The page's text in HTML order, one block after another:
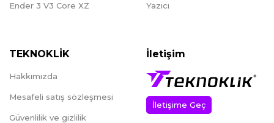
Ender 3 V3 Core XZ Yazıcı
TEKNOKLİK
Hakkımızda
Mesafeli satış sözleşmesi
Güvenlilik ve gizlilik
İletişim
İletişime Geç